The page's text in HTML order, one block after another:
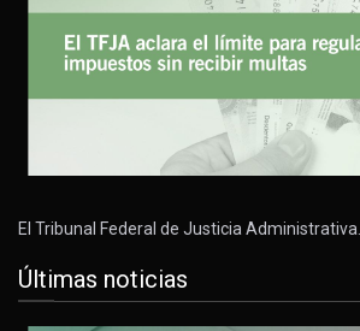
El Tribunal Federal de Justicia Administrativa…
Últimas noticias